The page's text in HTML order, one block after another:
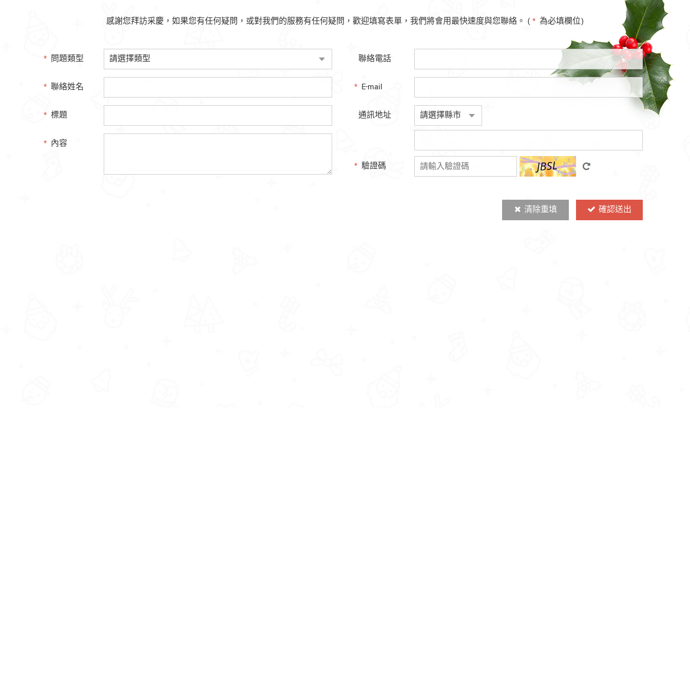
感謝您拜訪采慶，如果您有任何疑問，或對我們的服務有任何疑問，歡迎填寫表單，我們將會用最快速度與您聯絡。 ( * 為必填欄位)
* 問題類型
* 聯絡姓名
* 標題
聯絡電話
* E-mail
通訊地址
* 內容
* 驗證碼
清除重填 確認送出